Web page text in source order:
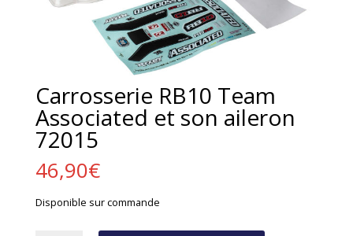
Carrosserie RB10 Team
Associated et son aileron
72015
46,90€
Disponible sur commande